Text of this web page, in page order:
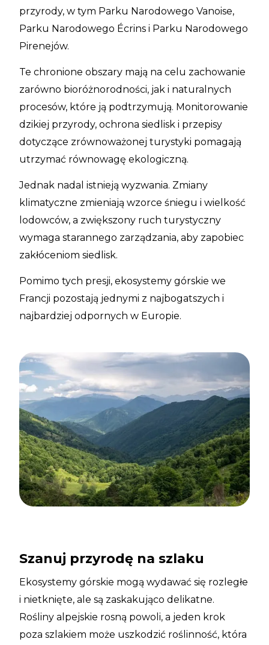
przyrody, w tym Parku Narodowego Vanoise,
Parku Narodowego Écrins i Parku Narodowego
Pirenejów.
Te chronione obszary mają na celu zachowanie
zarówno bioróżnorodności, jak i naturalnych
procesów, które ją podtrzymują. Monitorowanie
dzikiej przyrody, ochrona siedlisk i przepisy
dotyczące zrównoważonej turystyki pomagają
utrzymać równowagę ekologiczną.
Jednak nadal istnieją wyzwania. Zmiany
klimatyczne zmieniają wzorce śniegu i wielkość
lodowców, a zwiększony ruch turystyczny
wymaga starannego zarządzania, aby zapobiec
zakłóceniom siedlisk.
Pomimo tych presji, ekosystemy górskie we
Francji pozostają jednymi z najbogatszych i
najbardziej odpornych w Europie.
Szanuj przyrodę na szlaku
Ekosystemy górskie mogą wydawać się rozległe
i nietknięte, ale są zaskakująco delikatne.
Rośliny alpejskie rosną powoli, a jeden krok
poza szlakiem może uszkodzić roślinność, która